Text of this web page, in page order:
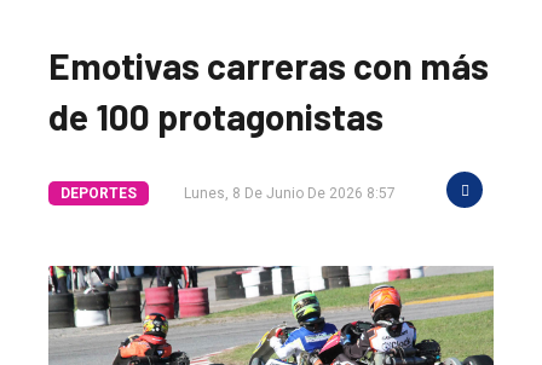
Emotivas carreras con más
de 100 protagonistas
DEPORTES Lunes, 8 De Junio De 2026 8:57